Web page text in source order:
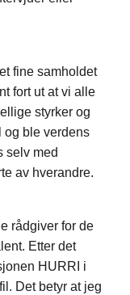
fine samholdet
fort ut at vi alle
styrker og
og ble verdens
selv med
av hverandre.
rådgiver for de
Etter det
HURRI i
Det betyr at jeg